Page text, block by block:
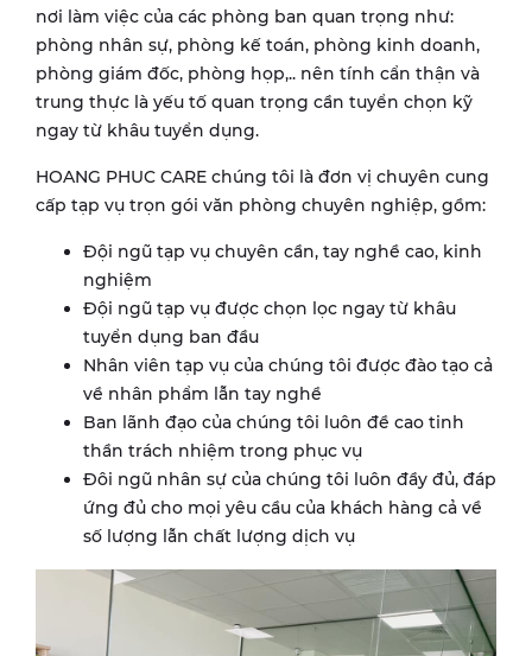
nơi làm việc của các phòng ban quan trọng như:
phòng nhân sự, phòng kế toán, phòng kinh doanh,
phòng giám đốc, phòng họp,.. nên tính cẩn thận và
trung thực là yếu tố quan trọng cần tuyển chọn kỹ
ngay từ khâu tuyển dụng.
HOANG PHUC CARE chúng tôi là đơn vị chuyên cung
cấp tạp vụ trọn gói văn phòng chuyên nghiệp, gồm:
Đội ngũ tạp vụ chuyên cần, tay nghề cao, kinh
nghiệm
Đội ngũ tạp vụ được chọn lọc ngay từ khâu
tuyển dụng ban đầu
Nhân viên tạp vụ của chúng tôi được đào tạo cả
về nhân phẩm lẫn tay nghề
Ban lãnh đạo của chúng tôi luôn đề cao tinh
thần trách nhiệm trong phục vụ
Đôi ngũ nhân sự của chúng tôi luôn đầy đủ, đáp
ứng đủ cho mọi yêu cầu của khách hàng cả về
số lượng lẫn chất lượng dịch vụ